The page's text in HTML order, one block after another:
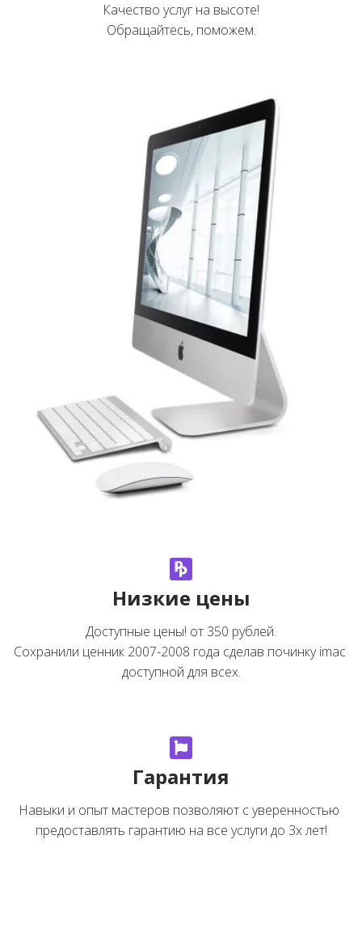
Качество услуг на высоте!
Обращайтесь, поможем.
Низкие цены
Доступные цены! от 350 рублей.
Сохранили ценник 2007-2008 года сделав починку imac
доступной для всех.
Гарантия
Навыки и опыт мастеров позволяют с уверенностью
предоставлять гарантию на все услуги до 3х лет!